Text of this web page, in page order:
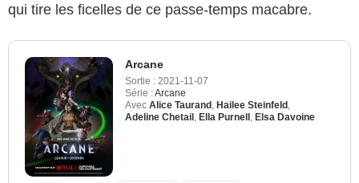
qui tire les ficelles de ce passe-temps macabre.
Arcane
Sortie : 2021-11-07
Série :Arcane
Avec Alice Taurand Hailee Steinfeld
Adeline Chetail Ella Purnell Elsa Davoine